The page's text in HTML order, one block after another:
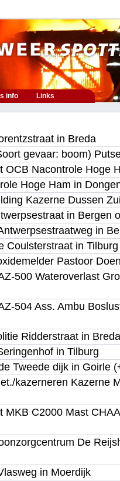
info Links
in Breda
gevaar: boom)
OCB Nacontrole Hoge
Hoge Ham in
Kazerne Dussen
in Bergen
in
Coulsterstraat in Tilburg
Pastoor
500 Wateroverlast
504 Ass. Ambu
Ridderstraat in Breda
in Tilburg
Tweede dijk in Goirle
kazerneren Kazerne
MKB C2000 Mast
De
in Moerdijk